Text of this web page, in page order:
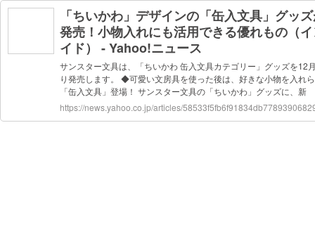
「ちいかわ」デザインの「缶入文具」グッ
発売！小物入れにも活用できる優れもの（
イド） - Yahoo!ニュース
サンスター文具は、「ちいかわ 缶入文具カテゴリー」グッズを12
り発売します。 ◆可愛い文房具を使った後は、好きな小物を入れ
「缶入文具」登場！ サンスター文具の「ちいかわ」グッズに、新